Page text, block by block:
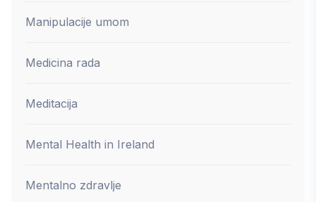
Manipulacije umom
Medicina rada
Meditacija
Mental Health in Ireland
Mentalno zdravlje